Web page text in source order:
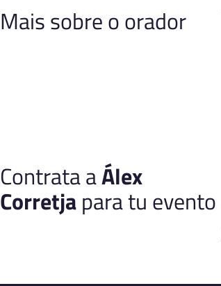
Mais sobre o orador
Contrata aÁlex
Corretjapara tu evento